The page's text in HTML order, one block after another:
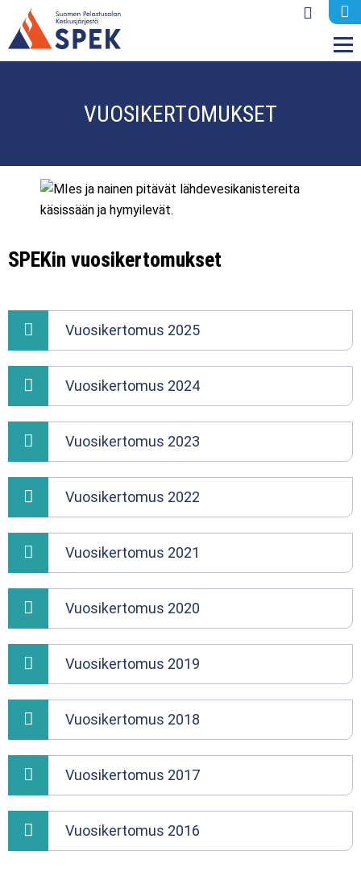
VUOSIKERTOMUKSET
SPEKin vuosikertomukset
Vuosikertomus 2025
Vuosikertomus 2024
Vuosikertomus 2023
Vuosikertomus 2022
Vuosikertomus 2021
Vuosikertomus 2020
Vuosikertomus 2019
Vuosikertomus 2018
Vuosikertomus 2017
Vuosikertomus 2016